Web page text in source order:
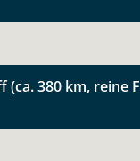
(ca. 380 km, reine